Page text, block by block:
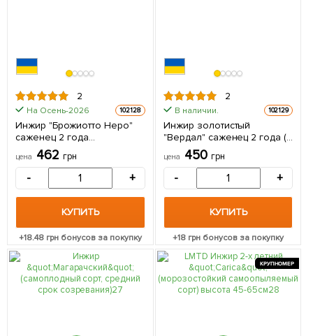
2
На Осень-2026 102128
Инжир "Брожиотто Неро"
саженец 2 года
(ремонтантный,
крупноплодный сорт,
средний срок созревания)
1 саженец в упаковке
цена 462 грн
- +
КУПИТЬ
+18.48грн бонусов за покупку
2
В наличии. 102129
Инжир золотистый
"Вердал" саженец 2 года (
ранний, крупноплодный
сорт) 1 саженец в упаковке
цена 450 грн
- +
КУПИТЬ
+18 грн бонусов за покупку
КРУПНОМЕР